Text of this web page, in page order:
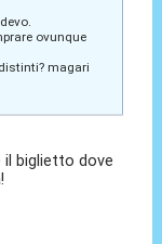
ovunque
magari
il biglietto dove